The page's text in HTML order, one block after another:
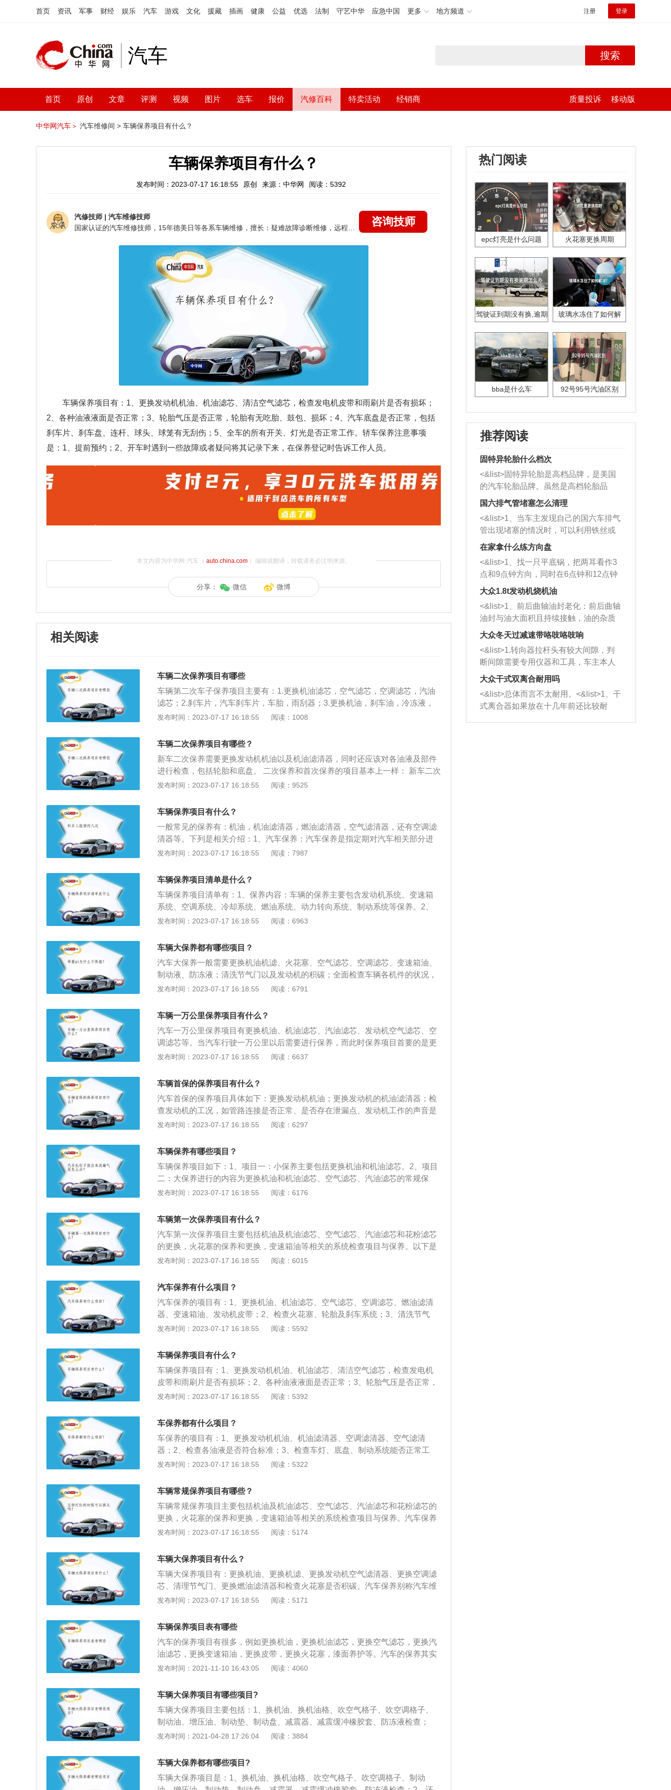
首页 资讯 军事 财经 娱乐 汽车 游戏 文化 援藏 插画 健康 公益 优选 法制 守艺中华 应急中国 更多 地方频道 注册 登录
汽车 搜索
首页 原创 文章 评测 视频 图片 选车 报价 汽修百科 特卖活动 经销商 质量投诉 移动版
中华网汽车＞ 汽车维修间 > 车辆保养项目有什么？
车辆保养项目有什么？
发布时间：2023-07-17 16:18:55 原创 来源：中华网 阅读：5392
汽修技师 | 汽车维修技师
咨询技师
车辆保养项目有：1、更换发动机机油、机油滤芯、清洁空气滤芯，检查发电机皮带和雨刷片是否有损坏；
2、各种油液液面是否正常；3、轮胎气压是否正常，轮胎有无吃胎、鼓包、损坏；4、汽车底盘是否正常，包括
刹车片、刹车盘、连杆、球头、球笼有无刮伤；5、全车的所有开关、灯光是否正常工作。轿车保养注意事项
是：1、提前预约；2、开车时遇到一些故障或者疑问将其记录下来，在保养登记时告诉工作人员。
本文内容为中华网·汽车（ auto.china.com）编辑或翻译，转载请务必注明来源。
分享： 微信 微博
相关阅读
车辆二次保养项目有哪些
车辆第二次车子保养项目主要有：1.更换机油滤芯，空气滤芯，空调滤芯，汽油
滤芯；2.刹车片，汽车刹车片，车胎，雨刮器；3.更换机油，刹车油，冷冻液，
波箱油，差速器油等。第二次保养范围，除第一次维护保养的作业项目以外，还
清器，查看调节转向、制动系统机构，拆卸清洗前后轮毂轴承。增添润滑油，拆
检汽车轮胎，并进行调位等。其目的就是维护保养车辆各零配件、机构和总程具
备优良的运作性能，保证其在两次二级维护保养之间的正常运作。更换变速箱
油，波箱油分成手动变速器和自动变速器，并且每一款变速器的设计构思全是不
一样的，因而原装都是有其自身特定的专用型波箱油。对于波箱油，能具备排
在自身了解的维护保养加工厂开展。不建议在没有了解的小商店进行，尤其是汽
车机油维护保养，假如拆换了质量伪劣的汽车机油，会对汽车发动机导致很严重
的危害。
发布时间：2023-07-17 16:18:55 阅读：1008
车辆二次保养项目有哪些？
新车二次保养需要更换发动机机油以及机油滤清器，同时还应该对各油液及部件
进行检查，包括轮胎和底盘。 二次保养和首次保养的项目基本上一样： 新车二次
保养需要更换发动机机油以及机油滤清器，同时还应该对各油液及部件进行检
查的项目： 检查方向自由行程和前束符合是否要求，转向轻便、灵活、可靠，行
驶时前轮无左右摆头和跑偏。检查变速箱、驱动桥、或半轴传动装置等润滑良
好，连接可靠，无异响和过热，不跳挡、换挡灵活、不漏油。检查制动踏板自由
行程和制动器间歇符合要求，行车、驻车制动良好，制动时无跑偏现象和制动时
拖滞现象，惯性比例阀工作正常，不漏油。
发布时间：2023-07-17 16:18:55 阅读：9525
车辆保养项目有什么？
一般常见的保养有：机油，机油滤清器，燃油滤清器，空气滤清器，还有空调滤
清器等。下列是相关介绍：1、汽车保养：汽车保养是指定期对汽车相关部分进
行检查、清洁、补给、润滑、调整或更换某些零件的预防性工作，又称汽车维
系统、空调系统、冷却系统、燃油系统、动力转向系统等的保养范围。3、目
的：汽车保养的目的是保持车容整洁，技术状况正常，消除隐患，预防故障发
生，减缓劣化过程，延长使用周期。
发布时间：2023-07-17 16:18:55 阅读：7987
车辆保养项目清单是什么？
车辆保养项目清单有：1、保养内容：车辆的保养主要包含发动机系统、变速箱
系统、空调系统、冷却系统、燃油系统、动力转向系统、制动系统等保养。2、
大保养：一次大保养一般需要更换机油机滤、火花塞、空气滤芯、空调滤芯、变
的状况，如有无漏油情况、各橡胶件的老化及磨损情况，如轮胎和胶套。
发布时间：2023-07-17 16:18:55 阅读：6963
车辆大保养都有哪些项目？
汽车大保养一般需要更换机油机滤、火花塞、空气滤芯、空调滤芯、变速箱油、
制动液、防冻液；清洗节气门以及发动机的积碳；全面检查车辆各机件的状况，
如有无漏油情况、各橡胶件的老化及磨损情况，如轮胎和胶套。关于车辆的保养
统、变速箱系统、空调系统、冷却系统、燃油系统、动力转向系统、制动系统等
的保养。2、根据情况调整保养周期：如果当地环境恶劣、路况较差，则应适当
缩短保养周期，特别是空气滤清器滤芯及空调滤清器滤芯。
发布时间：2023-07-17 16:18:55 阅读：6791
车辆一万公里保养项目有什么？
汽车一万公里保养项目有更换机油、机油滤芯、汽油滤芯、发动机空气滤芯、空
调滤芯等。当汽车行驶一万公里以后需要进行保养，而此时保养项目首要的是更
换汽车机油，机油主要是为汽车运行提供润滑功效，可以延长汽车的使用寿命。
般5000公里换一次或者半年换一次机油，这两个指标以先到为准。2、一万公里
的情况下空调跟空气滤芯需要进行更换才能保持车内空气质量。3、保养时需要
检查汽车的各类油液是否合格，不然会影响到汽车的行驶安全性。
发布时间：2023-07-17 16:18:55 阅读：6637
车辆首保的保养项目有什么？
汽车首保的保养项目具体如下：更换发动机机油；更换发动机的机油滤清器；检
查发动机的工况，如管路连接是否正常、是否存在泄漏点、发动机工作的声音是
否正常、是否有异响等；检查冷却液含量、电瓶液玻璃清洗剂液面位置是否有在
检查系统的各个油管口有没有渗油的现象。保养的注意事项：在首保后，平时也
需要注意保养、如定期更换机油和各种滤芯，检查轮胎状况以及刹车片磨损情况
等。在更换机油时需要看好机油的型号、生产日期，谨防保养店以次充好，而且
要把剩下的机油拿回来。
发布时间：2023-07-17 16:18:55 阅读：6297
车辆保养有哪些项目？
车辆保养项目如下：1、项目一：小保养主要包括更换机油和机油滤芯。2、项目
二：大保养进行的内容为更换机油和机油滤芯、空气滤芯、汽油滤芯的常规保
养。以下是汽车保养的相关介绍：1、汽车保养是指定期对汽车相关部分进行检
2、汽车保养的目的是保持车容整洁，技术状况正常，消除隐患，预防故障发
生，减缓劣化过程，延长使用周期。
发布时间：2023-07-17 16:18:55 阅读：6176
车辆第一次保养项目有什么？
汽车第一次保养项目主要包括机油及机油滤芯、空气滤芯、汽油滤芯和花粉滤芯
的更换，火花塞的保养和更换，变速箱油等相关的系统检查项目与保养。以下是
关于汽车第一次保养的详细介绍：1、机油及机油滤清器的更换主要是针对润滑
效的润滑，以防过度磨损。机油滤清器功能是去除机油中的各种杂质，保证润滑
系统的正常，机油滤清器应在换机油时与机油一并更换。2、空气滤芯的清洁保
养视使用环境而定。汽油滤芯一般在行驶到20000-25000KM时进行更换。3、火
花塞属易消耗件，每20000KM更换一次。4、制动液、变速箱油、电瓶、节气
门、喷油嘴、刹车片等部件，在常规保养时都属于的检测项目，视使用情况进行
发布时间：2023-07-17 16:18:55 阅读：6015
汽车保养有什么项目？
汽车保养的项目有：1、更换机油、机油滤芯、空气滤芯、空调滤芯、燃油滤清
器、变速箱油、发动机皮带；2、检查火花塞、轮胎及刹车系统；3、清洗节气
门、喷油嘴；4、添加制动液。汽车保养的注意事项有：1、避免在不通风的车库
车保养是指定期对汽车相关部分进行检查、清洁、补给、润滑、调整或更换某些
零件的预防性工作，其目的是保持车容整洁，车辆技术状况正常，消除隐患预防
故障发生，减缓零部件的劣化过程，延长使用周期。
发布时间：2023-07-17 16:18:55 阅读：5592
车辆保养项目有什么？
车辆保养项目有：1、更换发动机机油、机油滤芯、清洁空气滤芯，检查发电机
皮带和雨刷片是否有损坏；2、各种油液液面是否正常；3、轮胎气压是否正常，
轮胎有无吃胎、鼓包、损坏；4、汽车底盘是否正常，包括刹车片、刹车盘、连
注意事项是：1、提前预约；2、开车时遇到一些故障或者疑问将其记录下来，在
保养登记时告诉工作人员。
发布时间：2023-07-17 16:18:55 阅读：5392
车保养都有什么项目？
车保养的项目有：1、更换发动机机油、机油滤清器、空调滤清器、空气滤清
器；2、检查各油液是否符合标准；3、检查车灯、底盘、制动系统能否正常工
作；4、检查并紧固车轮与轮毂螺母连接；5、调整怠速与怠速混合器踏板间隙；
洁、补给、润滑、调整或更换零件的预防性工作，其目的是：1、保持车容整
洁；2、技术状况正常，消除隐患；3、预防故障发生，减缓零部件劣化过程。
发布时间：2023-07-17 16:18:55 阅读：5322
车辆常规保养项目有哪些？
车辆常规保养项目主要包括机油及机油滤芯、空气滤芯、汽油滤芯和花粉滤芯的
更换，火花塞的保养和更换，变速箱油等相关的系统检查项目与保养。汽车保养
是指定期对汽车相关部分进行检查、清洁、补给、润滑、调整或更换某些零件的
系统、空调系统、冷却系统、燃油系统、动力转向系统等的保养范围，汽车保养
的目的是保持车容整洁、技术状况正常、消除隐患、预防故障发生、减缓劣化过
程、延长使用周期。
发布时间：2023-07-17 16:18:55 阅读：5174
车辆大保养项目有什么？
车辆大保养项目有：更换机油、更换机滤、更换发动机空气滤清器、更换空调滤
芯、清理节气门、更换燃油滤清器和检查火花塞是否积碳。汽车保养别称汽车维
护，是指定期对汽车相关部分进行检查、清洁、补给、润滑、调整或更换某些零
调系统等的保养，目的是保持车容整洁，技术状况正常，消除隐患，预防故障发
生，延长使用周期。
发布时间：2023-07-17 16:18:55 阅读：5171
车辆保养项目表有哪些
汽车的保养项目有很多，例如更换机油，更换机油滤芯，更换空气滤芯，更换汽
油滤芯，更换变速箱油，更换皮带，更换火花塞，漆面养护等。汽车的保养其实
并没有那么复杂，汽车的保养主要就是易损耗部件的更换和油液的更换。在汽车
有机油，变速箱油，冷却液，转向助力油，刹车油。在汽车进行保养时，就是更
换易损件和油液，然后检查车子的其他部位有没有什么损伤。很多车友们只注重
机油的更换不注重其他油液的更换。其实刹车油是汽车上一个很重要的油液，刹
车油起到传递力的作用。踩下制动踏板后是刹车油在传递力，这样才可以让刹车
片夹住刹车盘从而降低速度。刹车油含水量到达3%后就应该立即更换了，否则会
排空，否则将导致制动力降低制动距离延长。变速箱油也很重要，变速箱油起到
传递动力，润滑，散热的作用。如果长时间不换变速箱油，可能会导致变速箱内
出现损坏。
发布时间：2021-11-10 16:43:05 阅读：4060
车辆大保养项目有哪些项目?
车辆大保养项目主要包括：1、换机油、换机油格、吹空气格子、吹空调格子、
制动油、增压油、制动垫、制动盘、减震器、减震缓冲橡胶套、防冻液检查；
2、还有一些重要螺钉松动，橡胶套筒各臂、底盘、调试刮水器、机盖润滑、门
舱，也有用电脑读取是否有故障代码、保养复位。
发布时间：2021-04-28 17:26:04 阅读：3884
车辆大保养都有哪些项目?
车辆大保养项目是：1、换机油、换机油格、吹空气格子、吹空调格子、制动
热门阅读
epc灯亮是什么问题 火花塞更换周期
驾驶证到期没有换,逾期
玻璃水冻住了如何解
bba是什么车 92号95号汽油区别
推荐阅读
固特异轮胎什么档次
<&list>固特异轮胎是高档品牌，是美国
的汽车轮胎品牌。虽然是高档轮胎品
牌，但是中高低端的轮胎都有生产，这
也是为了更好的开拓市场。
国六排气管堵塞怎么清理
<&list>1、当车主发现自己的国六车排气
管出现堵塞的情况时，可以利用铁丝或
者是细棍，直接将杂物给取出来，如果
堵塞情况比较严重，也可以采取应急措
施。 <&list>2、直接利用木棍将所有的
杂物推到排气管里面的位置处，然后将
三元催化器拆解开，就可以将堵塞的东
西取出来。但如果是因为积碳过多引起
的堵塞，就需要将三元催化器泡在草酸
洗剂对堵塞的情况得到解决，将清洗剂
放在燃油箱中，与燃油混合后，车辆启
动时，就可以和汽油一起进入到燃烧
室，最后形成废气排出，就可以让三元
催化器得到清洗，排气管堵塞的情况就
能够得到解决。
在家拿什么练方向盘
<&list>1、找一只平底锅，把两耳看作3
点和9点钟方向，同时在6点钟和12点钟
方向做一个标记。 <&list>2、双手握住
一圈半的练习，往右同样也要打相同的
圈数。 <&list>3、最后强调要反复练
习，这样就可以形成肌肉记忆，在真实
驾驶车辆时，不需要记忆也能打好方
向。
大众1.8t发动机烧机油
<&list>1、前后曲轴油封老化：前后曲轴
油封与油大面积且持续接触，油的杂质
和发动机内持续温度变化使其密封效果
逐渐减弱，导致渗油或漏油。<&list>2、
活塞间隙过大：积碳会使活塞环与缸体
的间隙扩大，导致机油流入燃烧室中，
造成烧机油。<&list>3、机油粘度。使用
机油粘度过小的话，同样会有烧机油现
象，机油粘度过小具有很好的流动性，
大众冬天过减速带咯吱咯吱响
<&list>1.转向器拉杆头有较大间隙，判
断间隙需要专用仪器和工具，车主本人
无法制作，需要将车辆送到修理厂或4s
店；<&list>2.车辆半轴套管防尘罩破
裂，破裂后会出现漏油现象，使半轴磨
损严重，磨损的半轴容易损坏，产生异
响；<&list>3.稳定器的转向胶套和球头
大众干式双离合耐用吗
<&list>总体而言不太耐用。<&list>1、干
式离合器如果放在十几年前还比较耐